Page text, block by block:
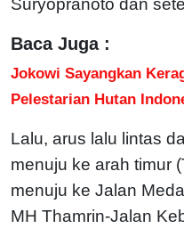
Suryopranoto dan
Baca Juga :
Jokowi Sayangkan
Pelestarian Hutan
Lalu, arus lalu lintas
menuju ke arah timur
menuju ke Jalan
MH Thamrin-Jalan